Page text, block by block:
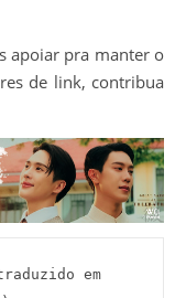
apoiar pra manter o
de link, contribua
em